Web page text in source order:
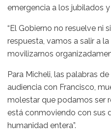
emergencia a los jubilados y
“El Gobierno no resuelve ni
respuesta, vamos a salir a
movilizarnos
Para Micheli, las palabras
audiencia con Francisco,
molestar que podamos ser
está conmoviendo con sus
humanidad entera”.